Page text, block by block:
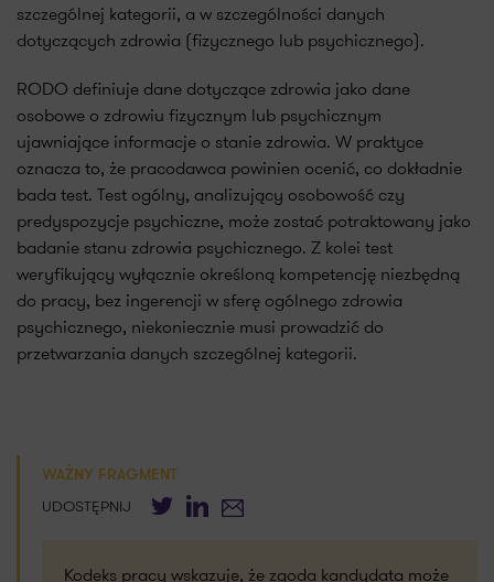
szczególnej kategorii, a w szczególności danych
dotyczących zdrowia (fizycznego lub psychicznego).
RODO definiuje dane dotyczące zdrowia jako dane
osobowe o zdrowiu fizycznym lub psychicznym
ujawniające informacje o stanie zdrowia. W praktyce
oznacza to, że pracodawca powinien ocenić, co dokładnie
bada test. Test ogólny, analizujący osobowość czy
predyspozycje psychiczne, może zostać potraktowany jako
badanie stanu zdrowia psychicznego. Z kolei test
weryfikujący wyłącznie określoną kompetencję niezbędną
do pracy, bez ingerencji w sferę ogólnego zdrowia
psychicznego, niekoniecznie musi prowadzić do
przetwarzania danych szczególnej kategorii.
WAŻNY FRAGMENT
UDOSTĘPNIJ TwitterLinkedIn
E-mail
Kodeks pracy wskazuje, że zgoda kandydata może